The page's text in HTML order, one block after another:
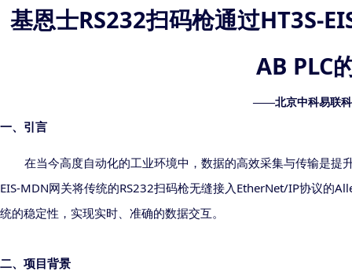
基恩士RS232扫码枪通过HT3S-
AB PLC
——北京中科易联
一、引言
在当今高度自动化的工业环境中，数据的高效采集与传输是
EIS-MDN网关将传统的RS232扫码枪无缝接入 EtherNet/IP协议的
统的稳定性 ， 实现实时、准确的数据交互。
二、项目背景